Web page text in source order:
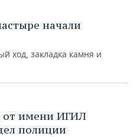
начали
ход, закладка камня и
от имени ИГИЛ
полиции